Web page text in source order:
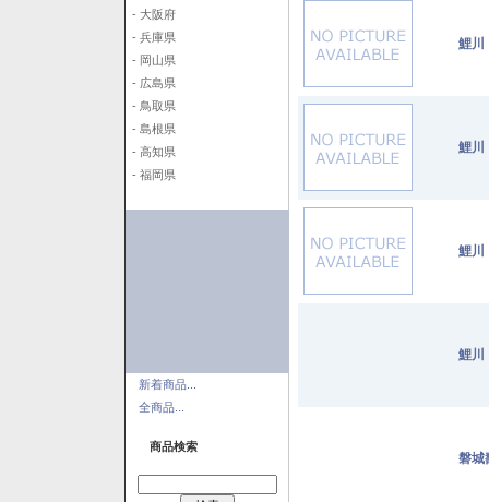
- 大阪府
- 兵庫県
- 岡山県
- 広島県
- 鳥取県
- 島根県
- 高知県
- 福岡県
新着商品...
全商品...
商品検索
鯉
鯉
鯉
鯉
磐